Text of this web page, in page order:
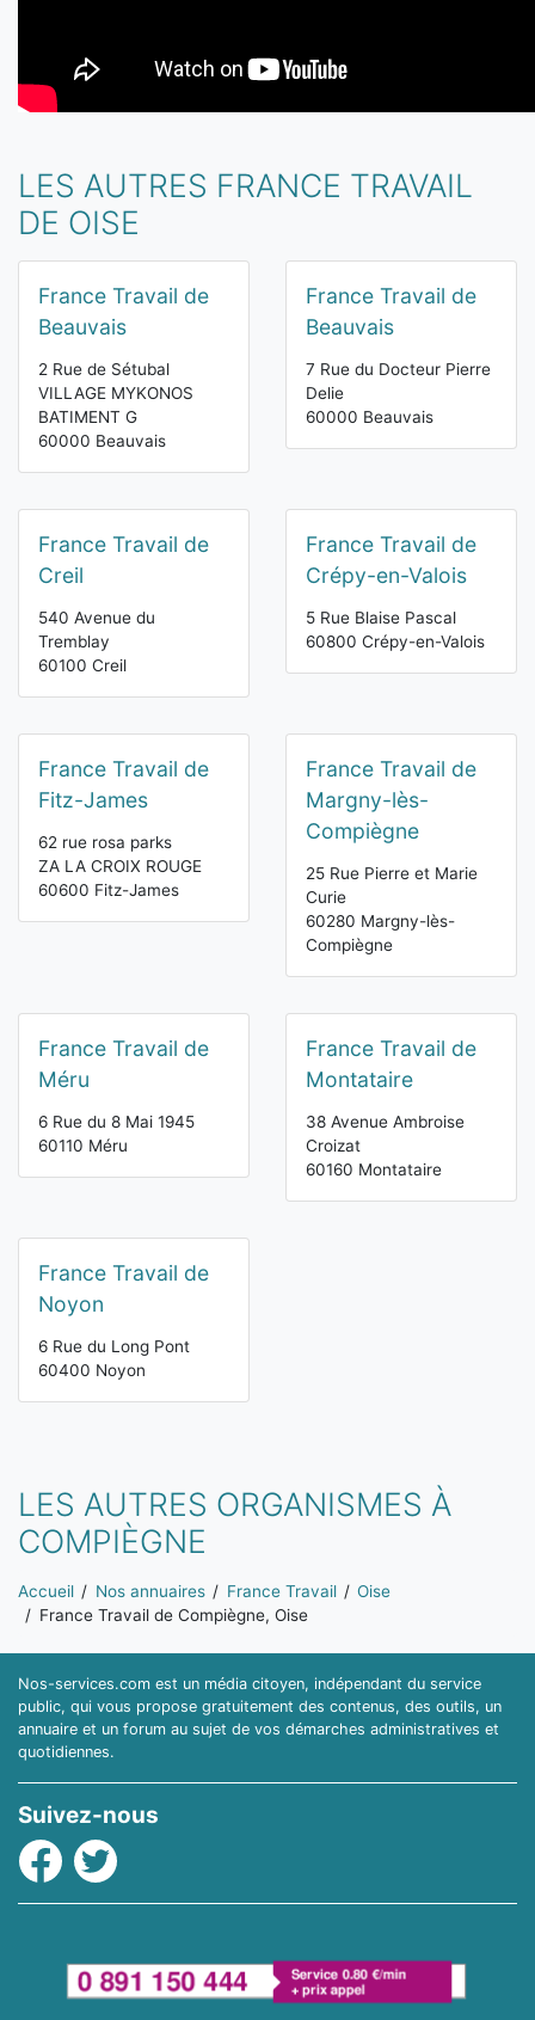
LES AUTRES FRANCE TRAVAIL
DE OISE
France Travail de
Beauvais
2 Rue de Sétubal
VILLAGE MYKONOS
BATIMENT G
60000 Beauvais
France Travail de
Beauvais
7 Rue du Docteur Pierre
Delie
60000 Beauvais
France Travail de
Creil
540 Avenue du
Tremblay
60100 Creil
France Travail de
Crépy-en-Valois
5 Rue Blaise Pascal
60800 Crépy-en-Valois
France Travail de
Fitz-James
62 rue rosa parks
ZA LA CROIX ROUGE
60600 Fitz-James
France Travail de
Margny-lès-
Compiègne
25 Rue Pierre et Marie
Curie
60280 Margny-lès-
Compiègne
France Travail de
Méru
6 Rue du 8 Mai 1945
60110 Méru
France Travail de
Montataire
38 Avenue Ambroise
Croizat
60160 Montataire
France Travail de
Noyon
6 Rue du Long Pont
60400 Noyon
LES AUTRES ORGANISMES À
COMPIÈGNE
Vous êtes ici:
Accueil Nos annuaires France Travail
Oise
France Travail de Compiègne, Oise
Nos-services.com est un média citoyen, indépendant du service
public, qui vous propose gratuitement des contenus, des outils, un
annuaire et un forum au sujet de vos démarches administratives et
quotidiennes.
Suivez-nous
Facebook
Twitter